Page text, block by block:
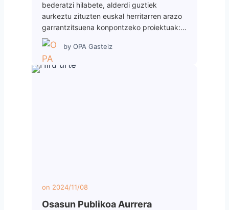
bederatzi hilabete, alderdi guztiek
aurkeztu zituzten euskal herritarren arazo
garrantzitsuena konpontzeko proiektuak:…
by OPA Gasteiz
on 2024/11/08
Osasun Publikoa Aurrera